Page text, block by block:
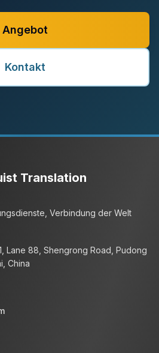
Angebot
Kontakt
Translation
Verbindung der Welt
Lane 88, Shengrong Road, Pudong
China